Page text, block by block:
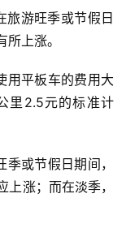
旅游旺季或节假日
上涨。
用平板车的费用大
里2.5元的标准计
或节假日期间，
涨；而在淡季，